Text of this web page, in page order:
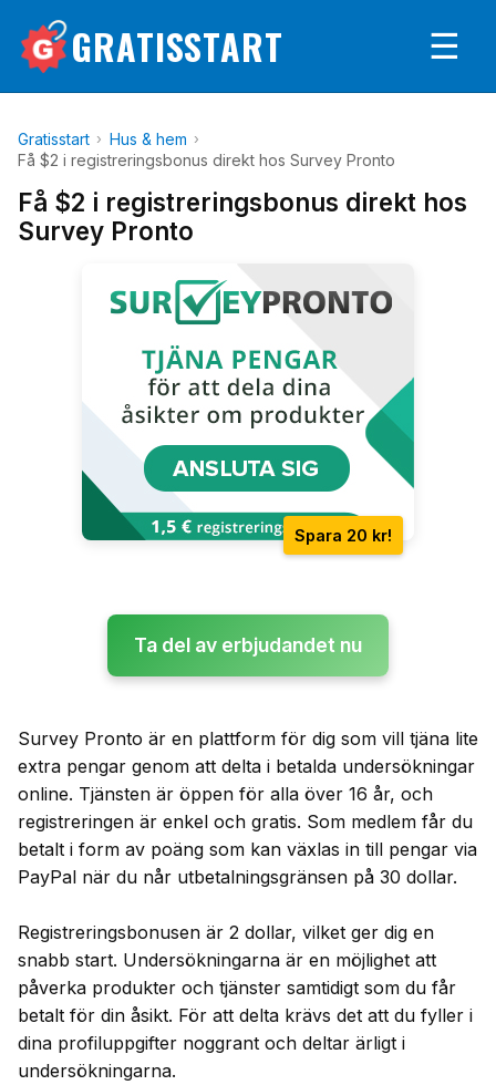
GRATISSTART ☰
Gratisstart
Hus & hem
Få $2 i registreringsbonus direkt hos Survey Pronto
Få $2 i registreringsbonus direkt hos
Survey Pronto
Spara 20 kr!
Ta del av erbjudandet nu
Survey Pronto är en plattform för dig som vill tjäna lite
extra pengar genom att delta i betalda undersökningar
online. Tjänsten är öppen för alla över 16 år, och
registreringen är enkel och gratis. Som medlem får du
betalt i form av poäng som kan växlas in till pengar via
PayPal när du når utbetalningsgränsen på 30 dollar.
Registreringsbonusen är 2 dollar, vilket ger dig en
snabb start. Undersökningarna är en möjlighet att
påverka produkter och tjänster samtidigt som du får
betalt för din åsikt. För att delta krävs det att du fyller i
dina profiluppgifter noggrant och deltar ärligt i
undersökningarna.